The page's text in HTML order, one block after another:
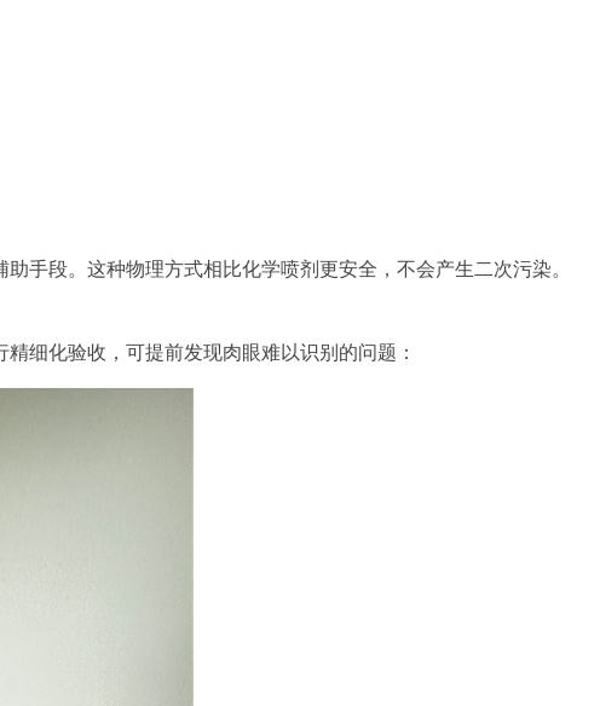
手段。这种物理方式相比化学喷剂更安全，不会产生二次污染。
精细化验收，可提前发现肉眼难以识别的问题：